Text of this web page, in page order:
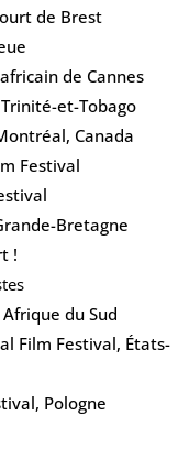
de Brest
de Cannes
et-Tobago
Canada
Festival
Bretagne
!
du Sud
Film Festival, États-
Pologne